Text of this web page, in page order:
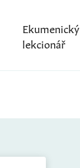
Ekumenický
lekcionář